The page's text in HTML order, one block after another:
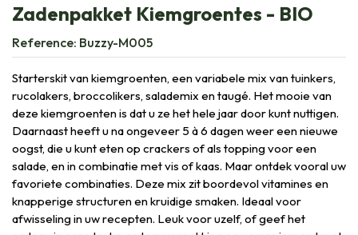
Zadenpakket Kiemgroentes - BIO
Reference: Buzzy-M005
Starterskit van kiemgroenten, een variabele mix van tuinkers,
rucolakers, broccolikers, salademix en taugé. Het mooie van
deze kiemgroenten is dat u ze het hele jaar door kunt nuttigen.
Daarnaast heeft u na ongeveer 5 à 6 dagen weer een nieuwe
oogst, die u kunt eten op crackers of als topping voor een
salade, en in combinatie met vis of kaas. Maar ontdek vooral uw
favoriete combinaties. Deze mix zit boordevol vitamines en
knapperige structuren en kruidige smaken. Ideaal voor
afwisseling in uw recepten. Leuk voor uzelf, of geef het